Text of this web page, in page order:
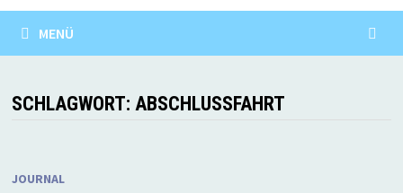
MENÜ
SCHLAGWORT: ABSCHLUSSFAHRT
JOURNAL